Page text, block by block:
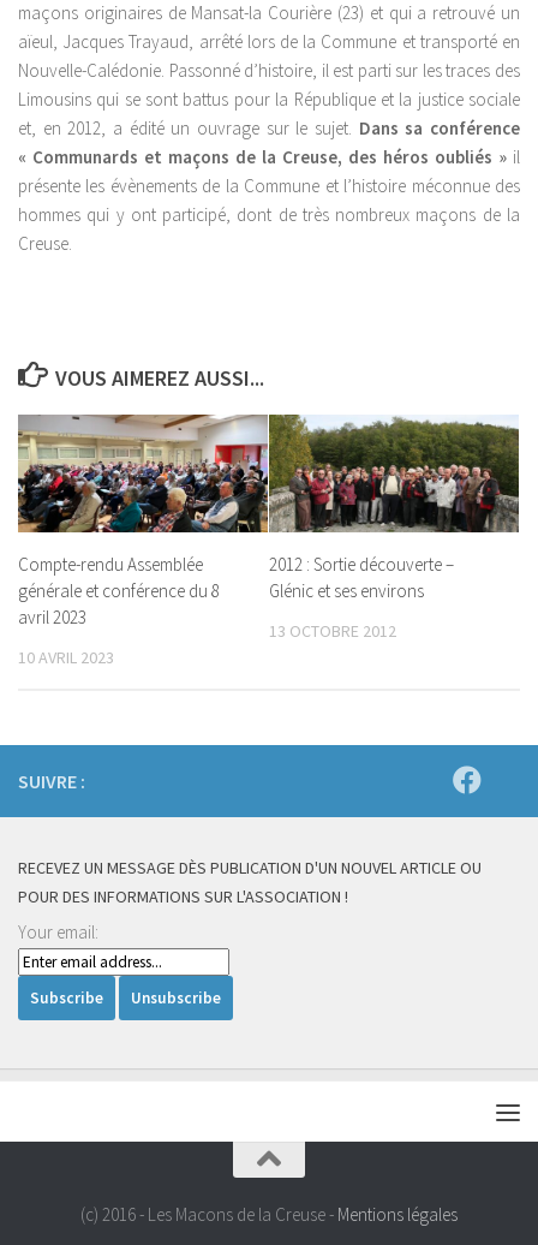
maçons originaires de Mansat-la Courière (23) et qui a retrouvé un
aïeul, Jacques Trayaud, arrêté lors de la Commune et transporté en
Nouvelle-Calédonie. Passonné d’histoire, il est parti sur les traces des
Limousins qui se sont battus pour la République et la justice sociale
et, en 2012, a édité un ouvrage sur le sujet. Dans sa conférence
« Communards et maçons de la Creuse, des héros oubliés » il
présente les évènements de la Commune et l’histoire méconnue des
hommes qui y ont participé, dont de très nombreux maçons de la
Creuse.
VOUS AIMEREZ AUSSI...
Compte-rendu Assemblée
générale et conférence du 8
avril 2023
10 AVRIL 2023
2012 : Sortie découverte –
Glénic et ses environs
13 OCTOBRE 2012
SUIVRE :
RECEVEZ UN MESSAGE DÈS PUBLICATION D'UN NOUVEL ARTICLE OU
POUR DES INFORMATIONS SUR L'ASSOCIATION !
Your email:
(c) 2016 - Les Macons de la Creuse - Mentions légales